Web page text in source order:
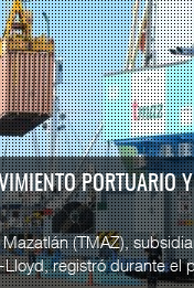
RESTRICCIONES
de Ferrocarriles de los
restricciones a
años navegando el
12 JUL
READ MORE
SSA
Esperanz ...
06 JUL
READ MORE
CICE gana
...